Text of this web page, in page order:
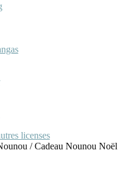
licenses
/Cadeau Nounou Noël